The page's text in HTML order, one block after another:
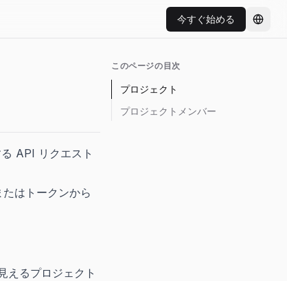
今すぐ始める 言語
API リクエスト
はトークンから
えるプロジェクト
このページの目次
プロジェクト
プロジェクトメンバー